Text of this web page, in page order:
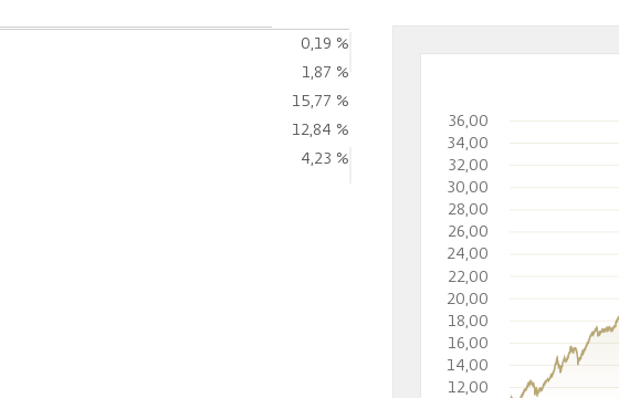
0,19 %
1,87 %
15,77 %
12,84 %
4,23 %
12,00
14,00
16,00
18,00
20,00
22,00
24,00
26,00
28,00
30,00
32,00
34,00
36,00